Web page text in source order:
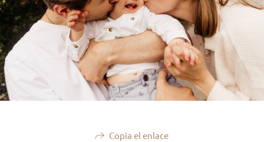
Copia el enlace